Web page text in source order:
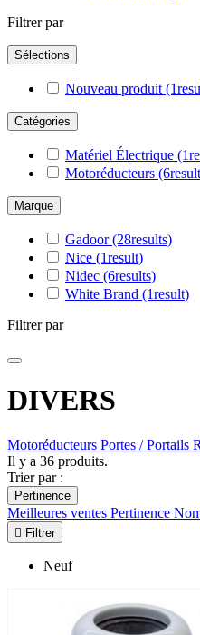
Filtrer par
Sélections
Nouveau produit (1
Catégories
Matériel Électrique (1
Motoréducteurs (6
Marque
Gadoor(28results)
Nice (1result)
Nidec (6results)
White Brand (1result)
Filtrer par
DIVERS
Motoréducteurs Portes / Portails
Il y a 36 produits.
Trier par :
Pertinence
Meilleures ventes Pertinence
 Filtrer
Neuf